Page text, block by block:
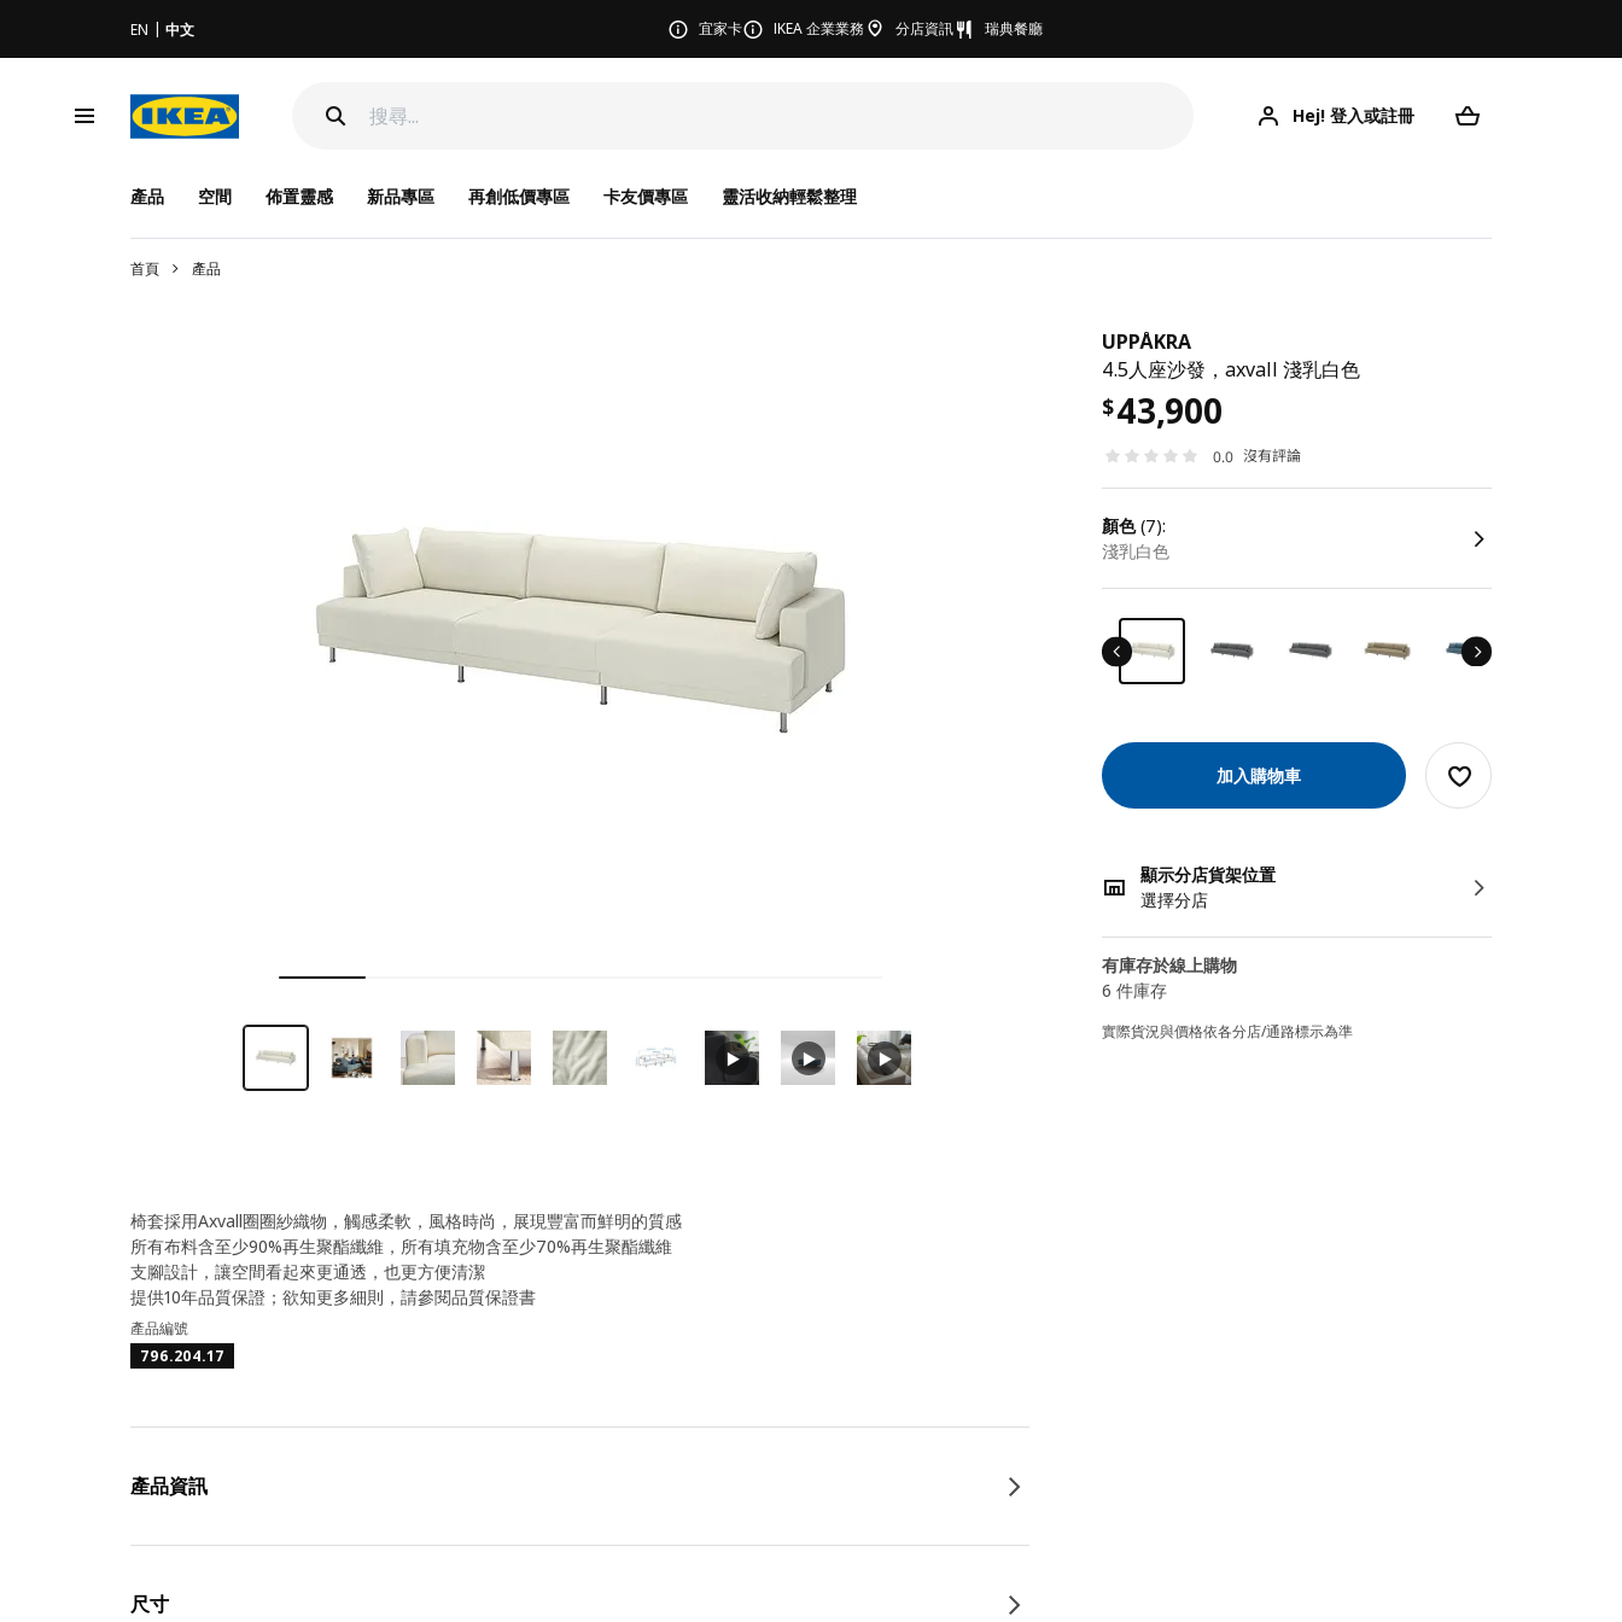
EN 中文 宜家卡 IKEA 企業業務 分店資訊 瑞典餐廳
Hej! 登入或註冊
產品 空間 佈置靈感 新品專區 再創低價專區 卡友價專區 靈活收納輕鬆整理
首頁 產品
UPPÅKRA
4.5人座沙發，axvall 淺乳白色
$43,900
0.0 沒有評論
顏色(7):
淺乳白色
加入購物車
顯示分店貨架位置
選擇分店
有庫存於線上購物
6 件庫存
實際貨況與價格依各分店/通路標示為準
椅套採用Axvall圈圈紗織物，觸感柔軟，風格時尚，展現豐富而鮮明的質感
所有布料含至少90%再生聚酯纖維，所有填充物含至少70%再生聚酯纖維
支腳設計，讓空間看起來更通透，也更方便清潔
提供10年品質保證；欲知更多細則，請參閱品質保證書
產品編號
796.204.17
產品資訊
尺寸